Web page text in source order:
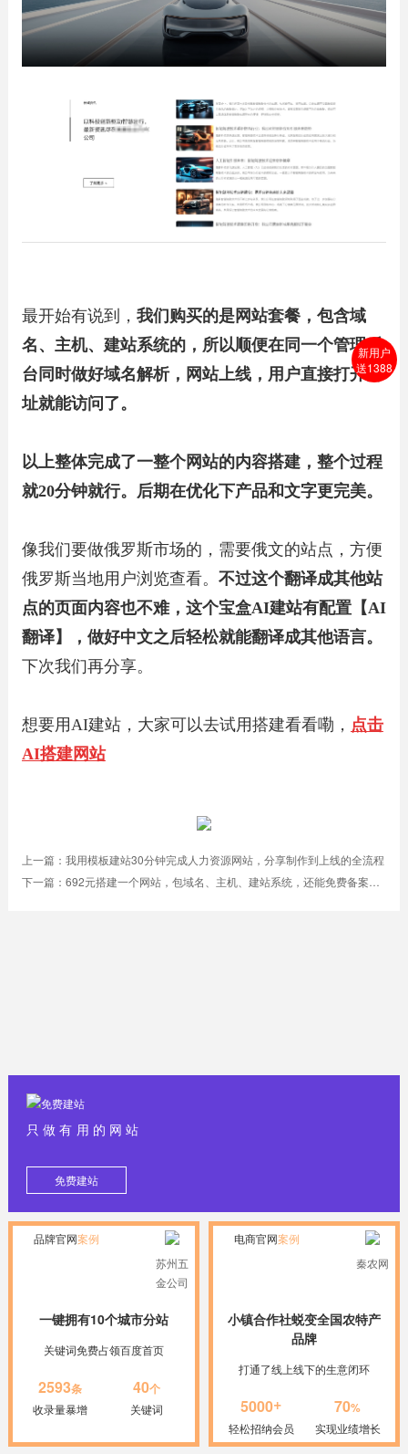
最开始有说到， 我们购买的是网站套餐，包含域
名、主机、建站系统的，所以顺便在同一个管理后
台同时做好域名解析，网站上线，用户直接打开网
址就能访问了。
以上整体完成了一整个网站的内容搭建，整个过程
就20分钟就行。后期在优化下产品和文字更完美。
像我们要做俄罗斯市场的，需要俄文的站点，方便
俄罗斯当地用户浏览查看。 不过这个翻译成其他站
点的页面内容也不难，这个宝盒AI建站有配置【AI
翻译】，做好中文之后轻松就能翻译成其他语言。
下次我们再分享。
想要用AI建站，大家可以去试用搭建看看嘞， 点击
AI搭建网站
上一篇： 我用模板建站30分钟完成人力资源网站，分享制作到上线的全流程
下一篇： 692元搭建一个网站，包域名、主机、建站系统，还能免费备案！真的赚到了
只做有用的网站
免费建站
品牌官网案例
苏州五
金公司
一键拥有10个城市分站
关键词免费占领百度首页
2593条
收录量暴增
40个
关键词
电商官网案例
秦农网
小镇合作社蜕变全国农特产
品牌
打通了线上线下的生意闭环
5000+
轻松招纳会员
70%
实现业绩增长
新用户
送1388